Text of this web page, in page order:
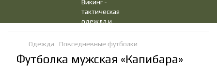
Одежда Повседневные футболки
Футболка мужская «Капибара»